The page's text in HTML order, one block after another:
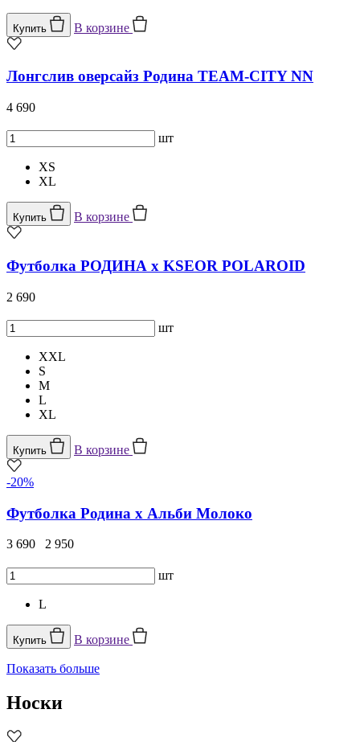
Купить В корзине
Лонгслив оверсайз Родина TEAM-CITY NN
4 690
шт
XS
XL
Купить В корзине
Футболка РОДИНА x KSEOR POLAROID
2 690
шт
XXL
S
M
L
XL
Купить В корзине
-20%
Футболка Родина х Альби Молоко
3 690 2 950
шт
L
Купить В корзине
Показать больше
Носки